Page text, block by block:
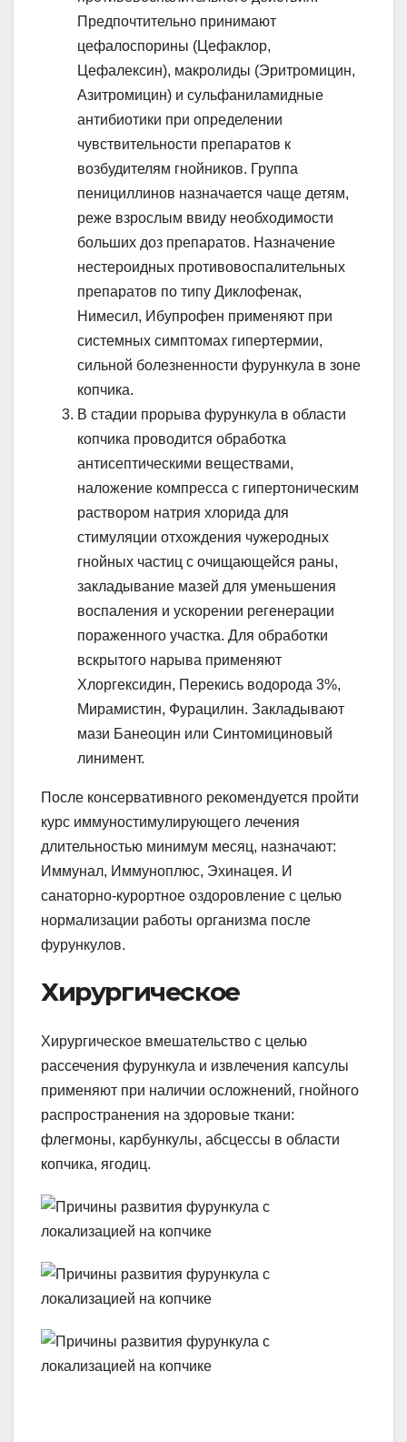
Предпочтительно принимают
цефалоспорины (Цефаклор,
Цефалексин), макролиды (Эритромицин,
Азитромицин) и сульфаниламидные
антибиотики при определении
чувствительности препаратов к
возбудителям гнойников. Группа
пенициллинов назначается чаще детям,
реже взрослым ввиду необходимости
больших доз препаратов. Назначение
нестероидных противовоспалительных
препаратов по типу Диклофенак,
Нимесил, Ибупрофен применяют при
системных симптомах гипертермии,
сильной болезненности фурункула в зоне
копчика.
В стадии прорыва фурункула в области
копчика проводится обработка
антисептическими веществами,
наложение компресса с гипертоническим
раствором натрия хлорида для
стимуляции отхождения чужеродных
гнойных частиц с очищающейся раны,
закладывание мазей для уменьшения
воспаления и ускорении регенерации
пораженного участка. Для обработки
вскрытого нарыва применяют
Хлоргексидин, Перекись водорода 3%,
Мирамистин, Фурацилин. Закладывают
мази Банеоцин или Синтомициновый
линимент.
После консервативного рекомендуется пройти
курс иммуностимулирующего лечения
длительностью минимум месяц, назначают:
Иммунал, Иммуноплюс, Эхинацея. И
санаторно-курортное оздоровление с целью
нормализации работы организма после
фурункулов.
Хирургическое
Хирургическое вмешательство с целью
рассечения фурункула и извлечения капсулы
применяют при наличии осложнений, гнойного
распространения на здоровые ткани:
флегмоны, карбункулы, абсцессы в области
копчика, ягодиц.